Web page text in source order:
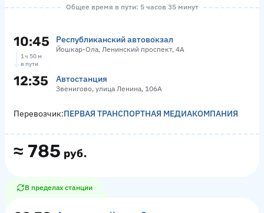
Общее время в пути: 5 часов 35 минут
10:45 Республиканский автовокзал
Йошкар-Ола, Ленинский проспект, 4А
1 ч 50 м
в пути
12:35 Автостанция
Звенигово, улица Ленина, 106А
≈ 785 руб.
Перевозчик:ПЕРВАЯ ТРАНСПОРТНАЯ МЕДИАКОМПАНИЯ
В пределах станции